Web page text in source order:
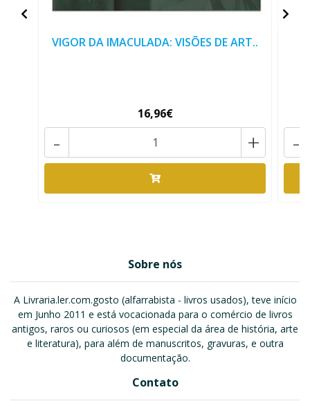
VIGOR DA IMACULADA: VISÕES DE ART..
16,96€
+
- -
Sobre nós
A Livraria.ler.com.gosto (alfarrabista - livros usados), teve início
em Junho 2011 e está vocacionada para o comércio de livros
antigos, raros ou curiosos (em especial da área de história, arte
e literatura), para além de manuscritos, gravuras, e outra
documentação.
Contato